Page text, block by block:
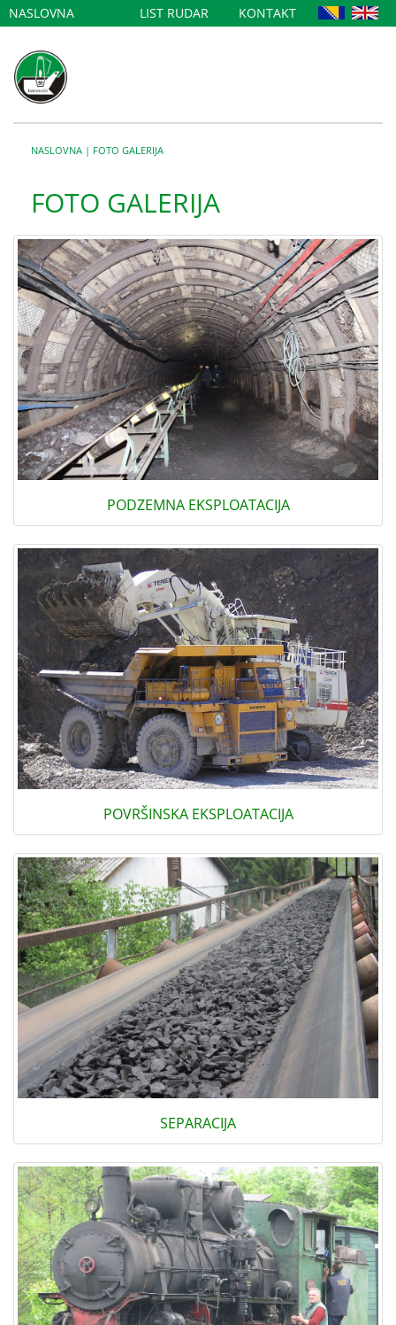
NASLOVNA LIST RUDAR KONTAKT
NASLOVNA | FOTO GALERIJA
FOTO GALERIJA
PODZEMNA EKSPLOATACIJA
POVRŠINSKA EKSPLOATACIJA
SEPARACIJA